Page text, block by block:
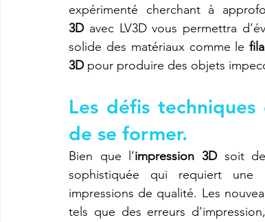
expérimenté cherchant à
3D avec LV3D vous permettra
solide des matériaux comme le
3D pour produire des objets
Les défis
de se former.
Bien que l’impression 3D soit de
sophistiquée qui requiert une
impressions de qualité. Les
tels que des erreurs